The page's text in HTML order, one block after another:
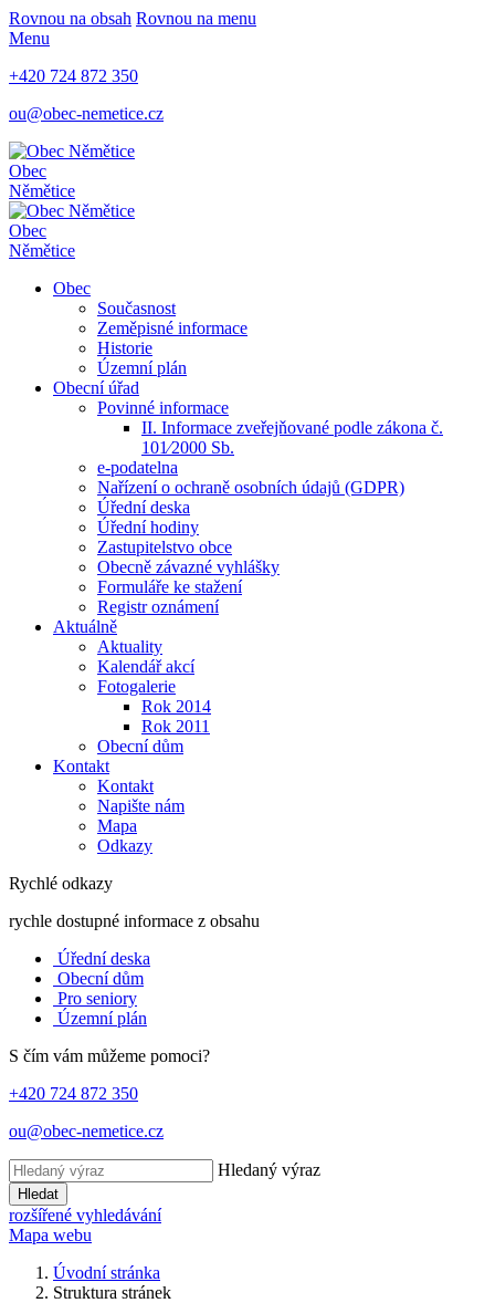
Rovnou na obsah Rovnou na menu
Menu
+420 724 872 350
ou@obec-nemetice.cz
Obec
Němětice
Obec
Němětice
Obec
Současnost
Zeměpisné informace
Historie
Územní plán
Obecní úřad
Povinné informace
II. Informace zveřejňované podle zákona č.
101⁄2000 Sb.
e-podatelna
Nařízení o ochraně osobních údajů (GDPR)
Úřední deska
Úřední hodiny
Zastupitelstvo obce
Obecně závazné vyhlášky
Formuláře ke stažení
Registr oznámení
Aktuálně
Aktuality
Kalendář akcí
Fotogalerie
Rok 2014
Rok 2011
Obecní dům
Kontakt
Kontakt
Napište nám
Mapa
Odkazy
Rychlé odkazy
rychle dostupné informace z obsahu
Úřední deska
Obecní dům
Pro seniory
Územní plán
S čím vám můžeme pomoci?
+420 724 872 350
ou@obec-nemetice.cz
Hledaný výraz
Hledat
rozšířené vyhledávání
Mapa webu
Úvodní stránka
Struktura stránek